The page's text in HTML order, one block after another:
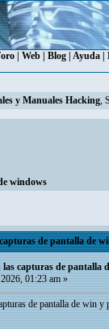
Web Blog Ayuda
y Manuales Hacking,
windows
de pantalla de
las capturas de pantalla
01:23 am »
de pantalla de win